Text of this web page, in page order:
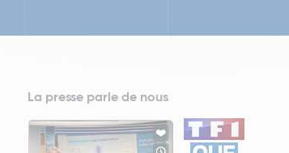
La presse parle de nous